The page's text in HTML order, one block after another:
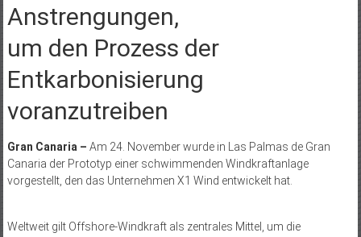
Anstrengungen,
um den Prozess der
Entkarbonisierung
voranzutreiben
Gran Canaria – Am 24. November wurde in Las Palmas de Gran
Canaria der Prototyp einer schwimmenden Windkraftanlage
vorgestellt, den das Unternehmen X1 Wind entwickelt hat.
Weltweit gilt Offshore-Windkraft als zentrales Mittel, um die